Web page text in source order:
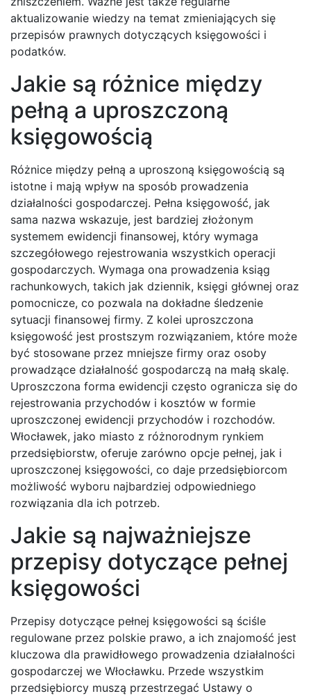
aktualizowanie wiedzy na temat zmieniających się
przepisów prawnych dotyczących księgowości i
podatków.
Jakie są różnice między
pełną a uproszczoną
księgowością
Różnice między pełną a uproszoną księgowością są
istotne i mają wpływ na sposób prowadzenia
działalności gospodarczej. Pełna księgowość, jak
sama nazwa wskazuje, jest bardziej złożonym
systemem ewidencji finansowej, który wymaga
szczegółowego rejestrowania wszystkich operacji
gospodarczych. Wymaga ona prowadzenia ksiąg
rachunkowych, takich jak dziennik, księgi głównej oraz
pomocnicze, co pozwala na dokładne śledzenie
sytuacji finansowej firmy. Z kolei uproszczona
księgowość jest prostszym rozwiązaniem, które może
być stosowane przez mniejsze firmy oraz osoby
prowadzące działalność gospodarczą na małą skalę.
Uproszczona forma ewidencji często ogranicza się do
rejestrowania przychodów i kosztów w formie
uproszczonej ewidencji przychodów i rozchodów.
Włocławek, jako miasto z różnorodnym rynkiem
przedsiębiorstw, oferuje zarówno opcje pełnej, jak i
uproszczonej księgowości, co daje przedsiębiorcom
możliwość wyboru najbardziej odpowiedniego
rozwiązania dla ich potrzeb.
Jakie są najważniejsze
przepisy dotyczące pełnej
księgowości
Przepisy dotyczące pełnej księgowości są ściśle
regulowane przez polskie prawo, a ich znajomość jest
kluczowa dla prawidłowego prowadzenia działalności
gospodarczej we Włocławku. Przede wszystkim
przedsiębiorcy muszą przestrzegać Ustawy o